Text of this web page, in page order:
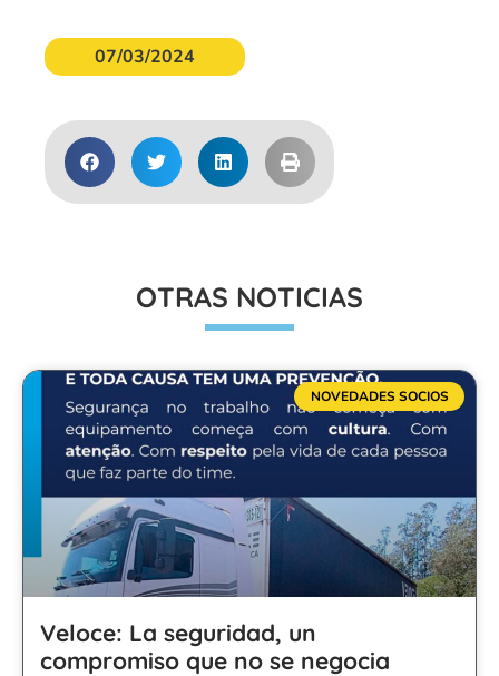
07/03/2024
OTRAS NOTICIAS
NOVEDADES SOCIOS
Veloce: La seguridad, un
compromiso que no se negocia